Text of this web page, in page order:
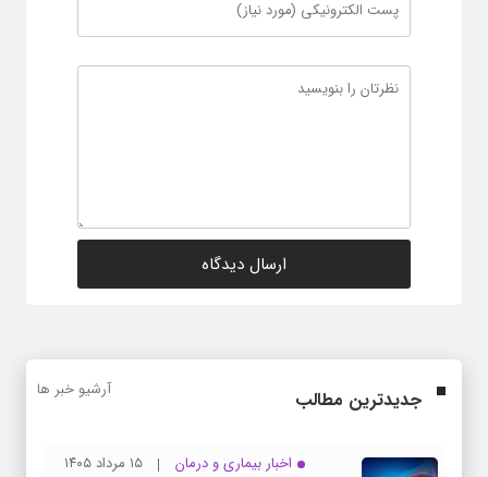
جدیدترین مطالب آرشیو خبر ها
اخبار بیماری و درمان
۱۵ مرداد ۱۴۰۵